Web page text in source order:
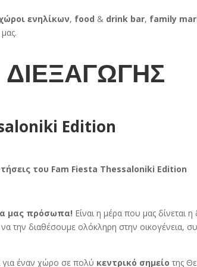
ενηλίκων, food & drink bar, family
μας.
Edition
του Fam Fiesta Thessaloniki Edition
μας πρόσωπα! Είναι η μέρα που μας δίνεται
την διαθέσουμε ολόκληρη στην οικογένεια,
για έναν χώρο σε πολύ κεντρικό σημείο της